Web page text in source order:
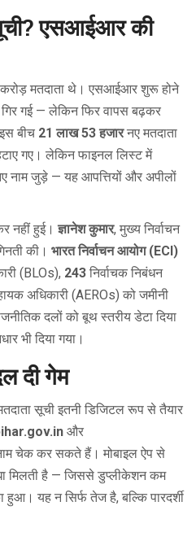
एसआईआर की
मतदाता थे। एसआईआर शुरू होने
गई — लेकिन फिर वापस बढ़कर
बीच 21 लाख 53 हजारनए मतदाता
गए। लेकिन फाइनल लिस्ट में
नाम जुड़े — यह आपत्तियों और अपीलों
नहीं हुई।ज्ञानेश कुमार, मुख्य निर्वाचन
की। भारत निर्वाचन आयोग (ECI)
(BLOs), 243 निर्वाचक निबंधन
अधिकारी (AEROs) को जमीनी
दलों को बूथ स्तरीय डेटा दिया
भी दिया गया।
दी गेम
सूची इतनी डिजिटल रूप से तैयार
और
चेक कर सकते हैं। मोबाइल ऐप से
मिलती है — जिससे डुप्लीकेशन कम
यह न सिर्फ तेज है, बल्कि पारदर्शी